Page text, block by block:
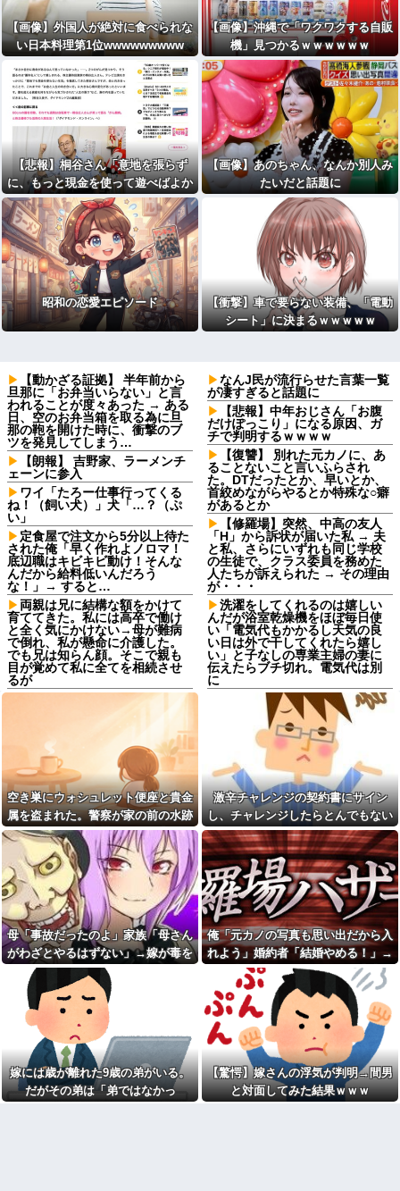
【画像】外国人が絶対に食べられな
い日本料理第1位wwwwwwwww
【画像】沖縄で「ワクワクする自販
機」見つかるｗｗｗｗｗｗ
【悲報】桐谷さん「意地を張らず
に、もっと現金を使って遊べばよか
った」
【画像】あのちゃん、なんか別人み
たいだと話題に
昭和の恋愛エピソード
【衝撃】車で要らない装備、「電動
シート」に決まるｗｗｗｗｗ
【動かざる証拠】 半年前から
旦那に「お弁当いらない」と言
われることが度々あった → ある
日、空のお弁当箱を取る為に旦
那の鞄を開けた時に、衝撃のブ
ツを発見してしまう…
【朗報】 吉野家、ラーメンチ
ェーンに参入
ワイ「たろー仕事行ってくる
ね！（飼い犬）」犬「…？（ぷ
い」
定食屋で注文から5分以上待た
された俺「早く作れよノロマ！
底辺職はキビキビ動け！そんな
んだから給料低いんだろう
な！」→ すると…
両親は兄に結構な額をかけて
育ててきた。私には高卒で働け
と全く気にかけない→母が難病
で倒れ、私が懸命に介護した。
でも兄は知らん顔。そこで親も
目が覚めて私に全てを相続させ
るが
同期との昼飯。餃子定食の量
が多く食ってもらおうと思った
ら俺の餃子にタレと酢を直接か
嫁の浮気発覚から再構築を続
けて8ヶ月、愛しさと憎しみが交
互に押し寄せてる。もう一回俺
に恋させてあげたい。
奥さんと離婚の原因は僕との
不貞だと邪推した同僚が、脅迫
行為するようになった。奥さん
とは何の関係もないのに...
エルメスの袋を強奪された
弟。弟「その袋、僕のですよ
ね？」女性「私の物ですけ
ど？」→中身を確認した瞬間、
言い逃れできない状況になり…
私「もう離婚したい」夫「お
前は一生俺のために生きろ」→
話し合いになるはずが恐ろしい
要求を突き付けられて…
【画像】アナウンサー「え、
私がスピードスケートのピチピ
チユニフォーム着るんです
か…？ﾑﾁｨ！！」←これはお前ら
に刺さるやろw w w w w w w w
「いきなりステーキ」の反対
ｗｗｗｗｗｗｗｗｗ
色々副業に手を出したけど、
結局残業するのが1番稼げるな
なんJ民が流行らせた言葉一覧
が凄すぎると話題に
【悲報】中年おじさん「お腹
だけぽっこり」になる原因、ガ
チで判明するｗｗｗｗ
【復讐】 別れた元カノに、あ
ることないこと言いふらされ
た。DTだったとか、早いとか、
首絞めながらやるとか特殊な○癖
があるとか
【修羅場】突然、中高の友人
「H」から訴状が届いた私 → 夫
と私、さらにいずれも同じ学校
の生徒で、クラス委員を務めた
人たちが訴えられた → その理由
が・・・
洗濯をしてくれるのは嬉しい
んだが浴室乾燥機をほぼ毎日使
い「電気代もかかるし天気の良
い日は外で干してくれたら嬉し
い」と子なしの専業主婦の妻に
伝えたらブチ切れ。電気代は別
に
「嫁子の料理は未熟ね」とネ
チネチ攻撃してくる自称料理自
慢のトメ。かばわない旦那とト
メの台所を壊滅させるDQN返し
を仕掛けて実家に脱出←かばわ
ない旦那も一緒に痛い目見ろ
高校野球の暑さ対策として18
時から4試合深夜までやれば涼し
いまま試合出来るじゃん
職場にいる「仕事ゼロ・ゴマ
すり100」の40代主婦Aさん、業
務は「無理ですぅ」と拒否する
のに他人に嫌われたくてヨイシ
ョとお菓子配りだけ全力すぎる
漫画を5000冊以上所持してる
ワイ、漫画ヲタクの友人に「ワ
ンピースや鬼滅やスラムダンク
持ってる」って聞かれ「読んで
ない」と答えた結果他
なぁ、永久機関ってなんで絶
対に作れないん？
職場にいる「仕事ゼロ・ゴマ
すり100」の40代主婦Aさん、業
務は「無理ですぅ」と拒否する
のに他人に嫌われたくてヨイシ
ョとお菓子配りだけ全力すぎる
【閲覧注意】元臆女キャバ嬢
の首吊り自●配信、拡散されまく
って終わるｗｗｗｗｗｗｗ
友人(保育士)が２０年前に受け
空き巣にウォシュレット便座と貴金
属を盗まれた。警察が家の前の水跡
を追うと五軒先の幼稚園ママ宅に行
きついて…
激辛チャレンジの契約書にサイン
し、チャレンジしたらとんでもない
事態になった。救急車運ばれ胃の洗
浄や入院2日で10万超えて...
母「事故だったのよ」家族「母さん
がわざとやるはずない」→嫁が毒を
飲まされ子どもを失ったのに信じて
もらえず…
俺「元カノの写真も思い出だから入
れよう」婚約者「結婚やめる！」→
結婚式で使うアルバム選びで大失敗
して...
嫁には歳が離れた9歳の弟がいる。
だがその弟は「弟ではなかっ
【驚愕】嫁さんの浮気が判明→間男
と対面してみた結果ｗｗｗ